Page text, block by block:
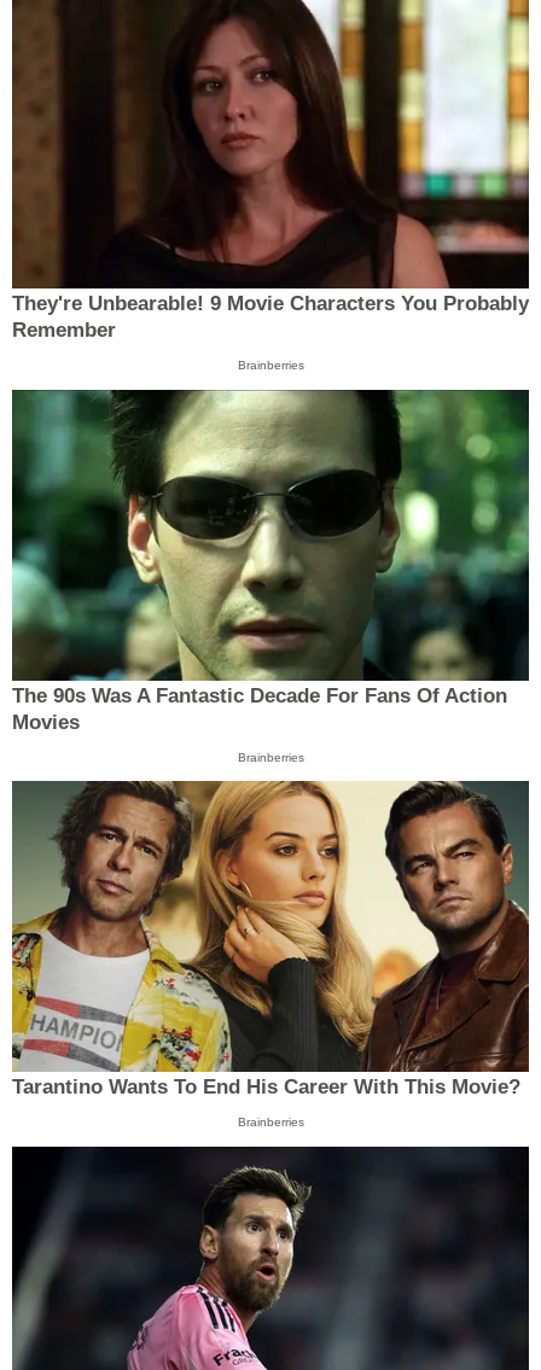
They're Unbearable! 9 Movie Characters You Probably
Remember
Brainberries
The 90s Was A Fantastic Decade For Fans Of Action
Movies
Brainberries
Tarantino Wants To End His Career With This Movie?
Brainberries